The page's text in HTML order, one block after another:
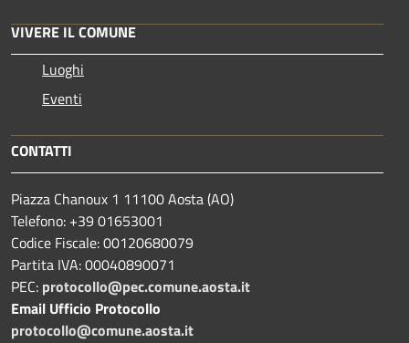
VIVERE IL COMUNE
Luoghi
Eventi
CONTATTI
Piazza Chanoux 1 11100 Aosta (AO)
Telefono: +39 01653001
Codice Fiscale: 00120680079
Partita IVA: 00040890071
PEC: protocollo@pec.comune.aosta.it
Email Ufficio Protocollo
protocollo@comune.aosta.it